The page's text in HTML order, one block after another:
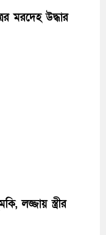
মরদেহ উদ্ধার
লজ্জায় স্ত্রীর